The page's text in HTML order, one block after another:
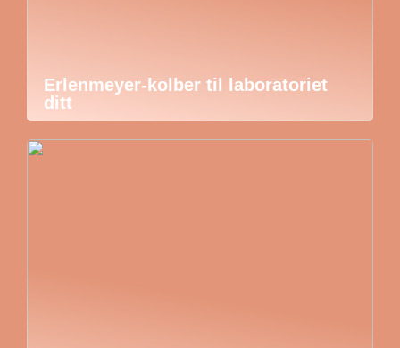
Erlenmeyer-kolber til laboratoriet
ditt